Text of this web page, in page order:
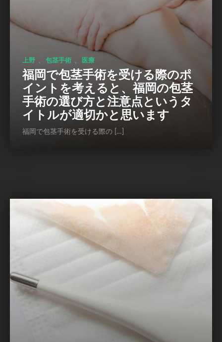
上野 包茎手術 医療
福岡で包茎手術を受ける際のポ
イントを考えると、福岡の包茎
手術の選び方と注意点というタ
イトルが適切かと思います
福岡で包茎手術を受ける際の […]